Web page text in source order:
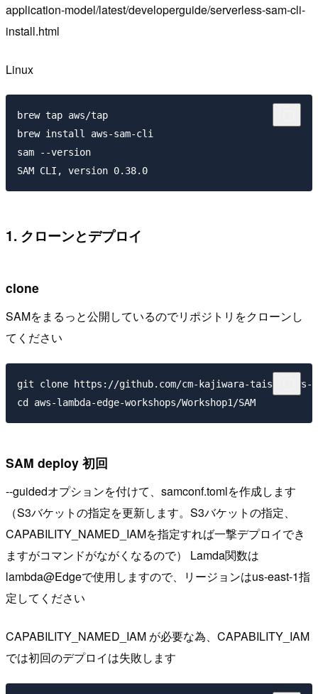
application-model/latest/developerguide/serverless-sam-cli-
install.html
Linux
brew tap aws/tap
brew install aws-sam-cli
sam --version
1. クローンとデプロイ
clone
SAMをまるっと公開しているのでリポジトリをクローンし
てください
git clone https://github.com/cm-kajiwara-taishi/aws-
SAM deploy 初回
--guidedオプションを付けて、samconf.tomlを作成します
（S3バケットの指定を更新します。S3バケットの指定、
CAPABILITY_NAMED_IAMを指定すれば一撃デプロイでき
ますがコマンドがながくなるので） Lamda関数は
lambda@Edgeで使用しますので、リージョンはus-east-1指
定してください
CAPABILITY_NAMED_IAM が必要な為、CAPABILITY_IAM
では初回のデプロイは失敗します